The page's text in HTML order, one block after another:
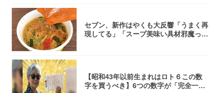
セブン、新作はやくも大反響「うまく再
現してる」「スープ美味い具材邪魔って
【昭和43年以前生まれはロト６この数
字を買うべき】6つの数字が「完全一